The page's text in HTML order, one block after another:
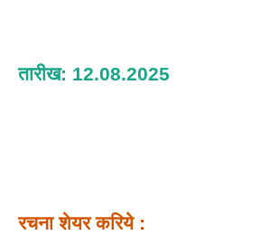
तारीख: 12.08.2025
रचना शेयर करिये :